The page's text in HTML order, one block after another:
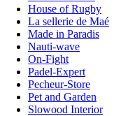
House of Rugby
La sellerie de Maé
Made in Paradis
Nauti-wave
On-Fight
Padel-Expert
Pecheur-Store
Pet and Garden
Slowood Interior